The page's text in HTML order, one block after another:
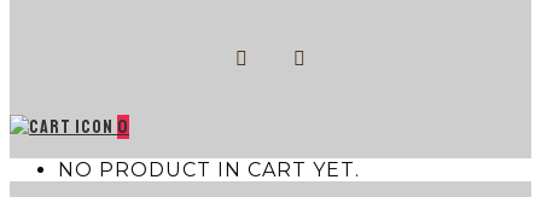
0
NO PRODUCT IN CART YET.